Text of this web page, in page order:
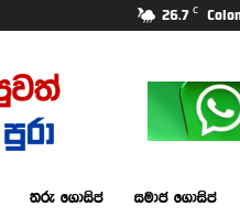
26.7 C
තරු ගොසිප් සමාජ ගොසිප්